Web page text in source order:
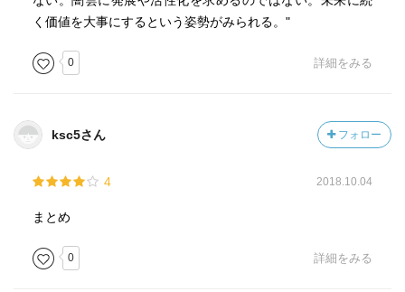
く価値を大事にするという姿勢がみられる。"
0 詳細をみる
ksc5さん フォロー
4 2018.10.04
まとめ
0 詳細をみる